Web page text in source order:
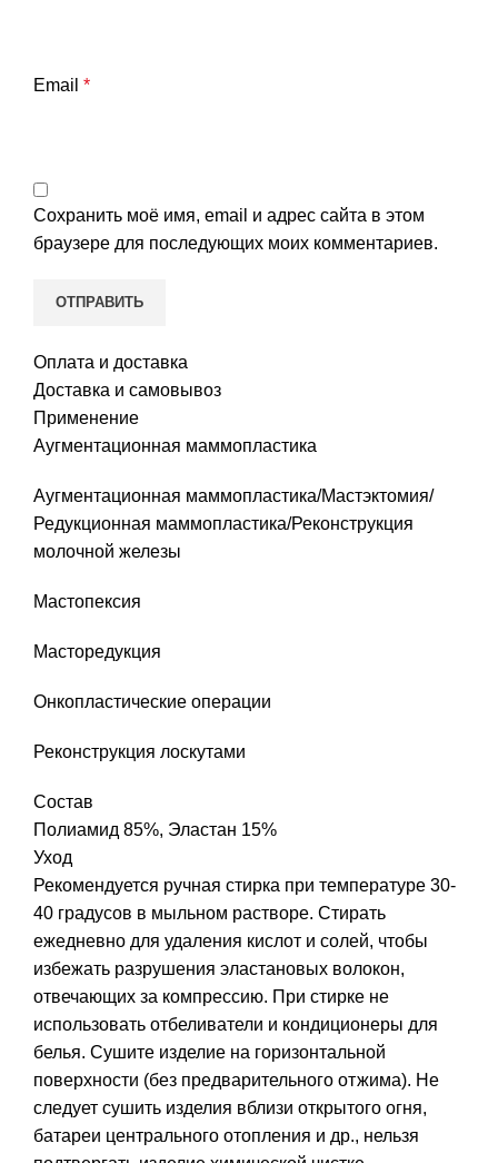
Email *
Сохранить моё имя, email и адрес сайта в этом
браузере для последующих моих комментариев.
Оплата и доставка
Доставка и самовывоз
Применение
Аугментационная маммопластика
Аугментационная маммопластика/Мастэктомия/
Редукционная маммопластика/Реконструкция
молочной железы
Мастопексия
Масторедукция
Онкопластические операции
Реконструкция лоскутами
Состав
Полиамид 85%, Эластан 15%
Уход
Рекомендуется ручная стирка при температуре 30-
40 градусов в мыльном растворе. Стирать
ежедневно для удаления кислот и солей, чтобы
избежать разрушения эластановых волокон,
отвечающих за компрессию. При стирке не
использовать отбеливатели и кондиционеры для
белья. Сушите изделие на горизонтальной
поверхности (без предварительного отжима). Не
следует сушить изделия вблизи открытого огня,
батареи центрального отопления и др., нельзя